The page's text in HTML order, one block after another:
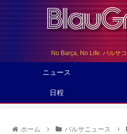
No Barça, No Life. バルサ
ニュース
日程
ホーム バルサニュース